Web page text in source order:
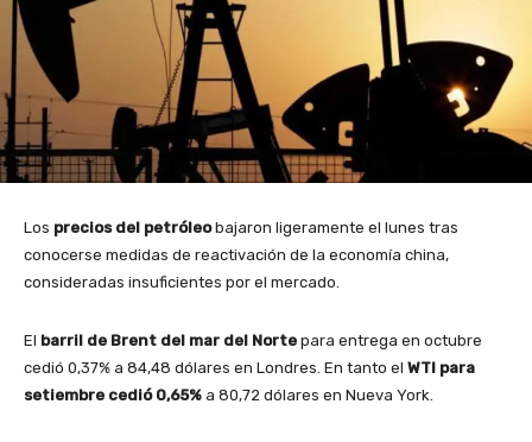
Los precios del petróleobajaron ligeramente el lunes tras
conocerse medidas de reactivación de la economía china,
consideradas insuficientes por el mercado.
El barril de Brent del mar del Norte para entrega en octubre
cedió 0,37% a 84,48 dólares en Londres. En tanto el WTI para
setiembre cedió 0,65% a 80,72 dólares en Nueva York.